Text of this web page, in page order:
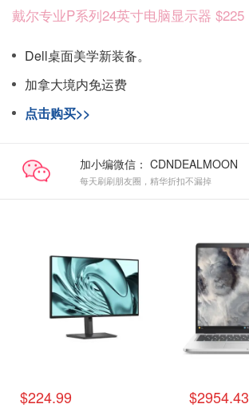
戴尔专业P系列24英寸电脑显示器 $225
Dell桌面美学新装备。
加拿大境内免运费
点击购买>>
加小编微信：
每天刷刷朋友圈，精华折扣不漏掉
$224.99 $2954.43